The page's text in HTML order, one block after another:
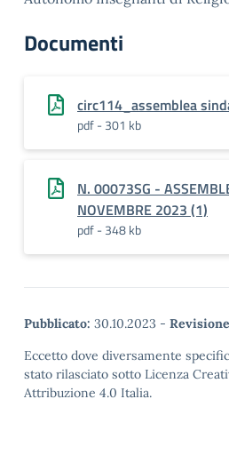
Documenti
circ114_assemblea
pdf - 301 kb
N. 00073SG -
NOVEMBRE 2023 (1)
pdf - 348 kb
Pubblicato: 30.10.2023 -
Eccetto dove diversamente
stato rilasciato sotto Licenza
Attribuzione 4.0 Italia.